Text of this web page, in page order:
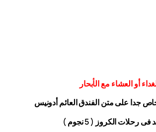
أو العشاء مع الأبحار
جدا على متن الفندقالعائم أدونيس
رحلات الكروز ( 5 نجوم )